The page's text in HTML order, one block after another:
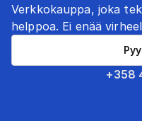
Verkkokauppa, joka
helppoa. Ei enää
+358